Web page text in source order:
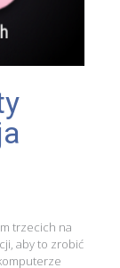
trzecich na
aby to zrobić